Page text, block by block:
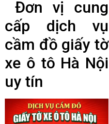
Đơn vị cung
cấp dịch vụ
cầm đồ giấy tờ
xe ô tô Hà Nội
uy tín